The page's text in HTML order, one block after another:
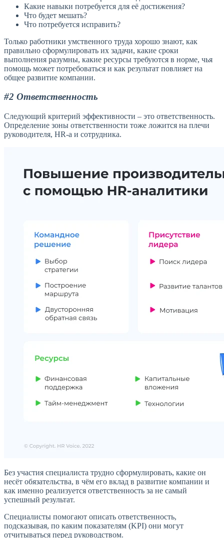
Какие навыки потребуется для её достижения?
Что будет мешать?
Что потребуется исправить?
Только работники умственного труда хорошо знают, как
правильно сформулировать их задачи, какие сроки
выполнения разумны, какие ресурсы требуются в норме, чья
помощь может потребоваться и как результат повлияет на
общее развитие компании.
#2 Ответственность
Следующий критерий эффективности – это ответственность.
Определение зоны ответственности тоже ложится на плечи
руководителя, HR-а и сотрудника.
Без участия специалиста трудно сформулировать, какие он
несёт обязательства, в чём его вклад в развитие компании и
как именно реализуется ответственность за не самый
успешный результат.
Специалисты помогают описать ответственность,
подсказывая, по каким показателям (KPI) они могут
отчитываться перед руководством.